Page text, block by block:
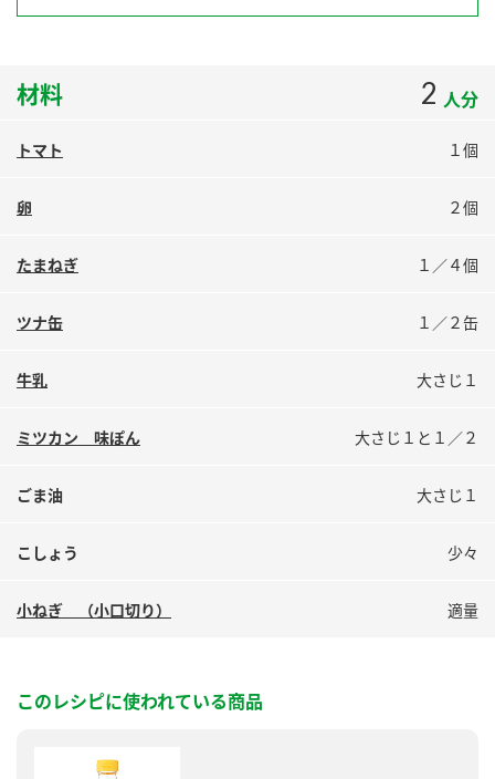
お酢を知ろう！
ぽん酢サワー
各部門が大切にしていること
地図から取り扱い店舗を探す
検索
業務用サイト ミツカングループについて 製造所固有記号一覧
材料 2 人分
トマト １個
卵 ２個
たまねぎ １／４個
ツナ缶 １／２缶
牛乳 大さじ１
ミツカン 味ぽん 大さじ１と１／２
ごま油 大さじ１
こしょう 少々
小ねぎ （小口切り） 適量
このレシピに使われている商品